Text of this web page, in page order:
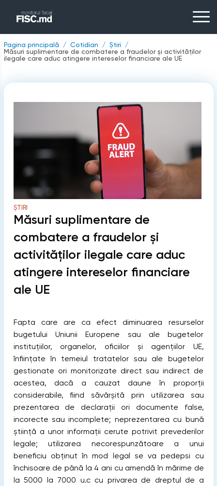
Pagina principală Cotidian
Știri
Măsuri suplimentare de combatere a fraudelor și activităților
ilegale care aduc atingere intereselor financiare ale UE
ȘTIRI
Măsuri suplimentare de
combatere a fraudelor și
activităților ilegale care aduc
atingere intereselor financiare
ale UE
Fapta care are ca efect diminuarea resurselor
bugetului Uniunii Europene sau ale bugetelor
instituțiilor, organelor, oficiilor și agențiilor UE,
înființate în temeiul tratatelor sau ale bugetelor
gestionate ori monitorizate direct sau indirect de
acestea, dacă a cauzat daune în proporții
considerabile, fiind săvârșită prin utilizarea sau
prezentarea de declarații ori documente false,
incorecte sau incomplete; neprezentarea cu bună
știință a unor informații cerute potrivit prevederilor
legale; utilizarea necorespunzătoare a unui
beneficiu obținut în mod legal se va pedepsi cu
închisoare de până la 4 ani cu amendă în mărime de
la 5000 la 7000 u.c cu privarea de dreptul de a